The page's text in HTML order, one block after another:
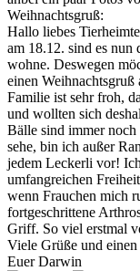
Weihnachtsgruß:
Hallo liebes
am 18.12. sind es nun
wohne. Deswegen
einen Weihnachtsgruß
Familie ist sehr froh,
und wollten sich
Bälle sind immer noch
sehe, bin ich außer
jedem Leckerli vor!
umfangreichen
wenn Frauchen mich
fortgeschrittene
Griff. So viel erstmal
Viele Grüße und
Euer Darwin